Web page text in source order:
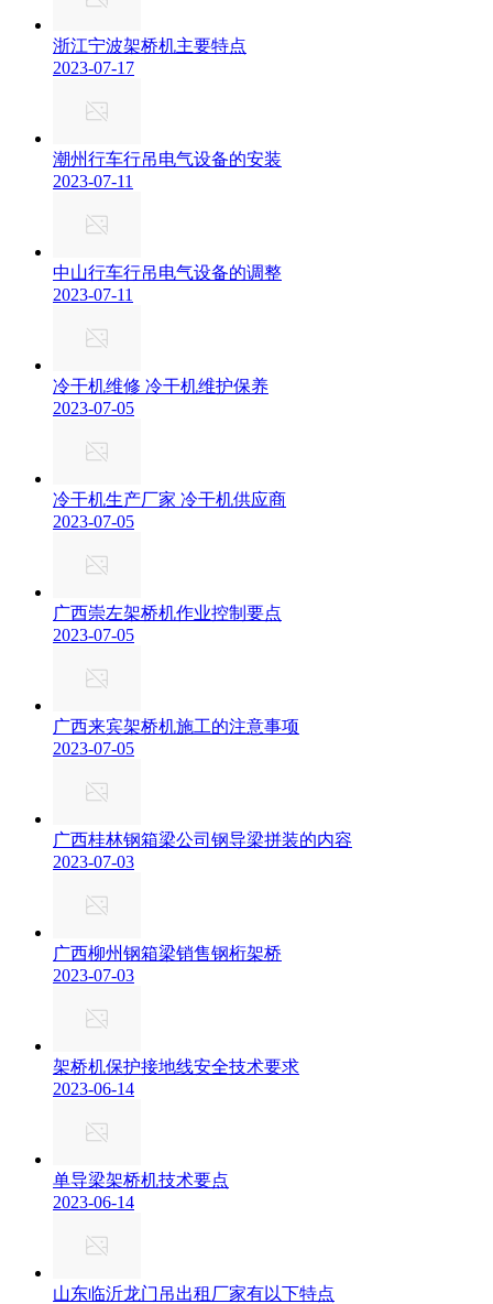
浙江宁波架桥机主要特点
2023-07-17
潮州行车行吊电气设备的安装
2023-07-11
中山行车行吊电气设备的调整
2023-07-11
冷干机维修 冷干机维护保养
2023-07-05
冷干机生产厂家 冷干机供应商
2023-07-05
广西崇左架桥机作业控制要点
2023-07-05
广西来宾架桥机施工的注意事项
2023-07-05
广西桂林钢箱梁公司钢导梁拼装的内容
2023-07-03
广西柳州钢箱梁销售钢桁架桥
2023-07-03
架桥机保护接地线安全技术要求
2023-06-14
单导梁架桥机技术要点
2023-06-14
山东临沂龙门吊出租厂家有以下特点